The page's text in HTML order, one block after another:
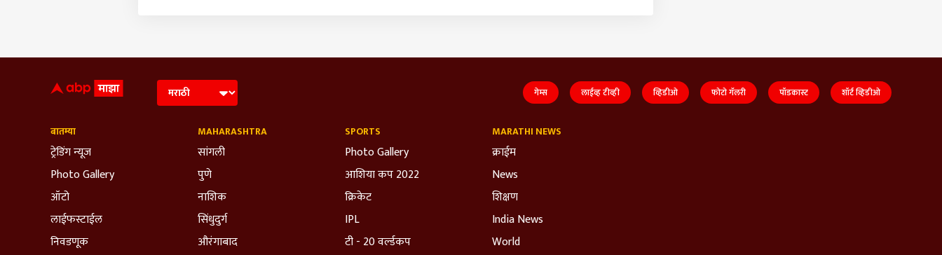
गेम्स लाईव्ह टीव्ही व्हिडीओ फोटो गॅलरी पॉडकास्ट शॉर्ट व्हिडीओ
बातम्या
ट्रेडिंग न्यूज
Photo Gallery
ऑटो
लाईफस्टाईल
निवडणूक
MAHARASHTRA
सांगली
पुणे
नाशिक
सिंधुदुर्ग
औरंगाबाद
SPORTS
Photo Gallery
आशिया कप 2022
क्रिकेट
IPL
टी - 20 वर्ल्डकप
MARATHI NEWS
क्राईम
News
शिक्षण
India News
World